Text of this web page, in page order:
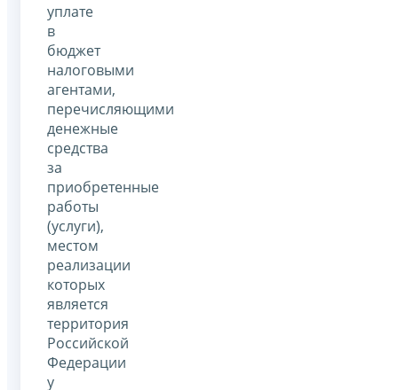
уплате
в
бюджет
налоговыми
агентами,
перечисляющими
денежные
средства
за
приобретенные
работы
(услуги),
местом
реализации
которых
является
территория
Российской
Федерации
у